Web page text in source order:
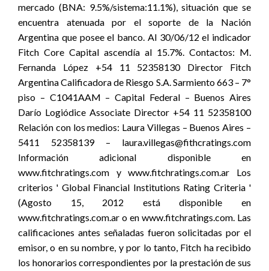
mercado (BNA: 9.5%/sistema:11.1%), situación que se
encuentra atenuada por el soporte de la Nación
Argentina que posee el banco. Al 30/06/12 el indicador
Fitch Core Capital ascendía al 15.7%. Contactos: M.
Fernanda López +54 11 52358130 Director Fitch
Argentina Calificadora de Riesgo S.A. Sarmiento 663 – 7°
piso – C1041AAM – Capital Federal – Buenos Aires
Darío Logiódice Associate Director +54 11 52358100
Relación con los medios: Laura Villegas – Buenos Aires –
5411 52358139 – laura.villegas@fithcratings.com
Información adicional disponible en
www.fitchratings.com y www.fitchratings.com.ar Los
criterios ' Global Financial Institutions Rating Criteria '
(Agosto 15, 2012 está disponible en
www.fitchratings.com.ar o en www.fitchratings.com. Las
calificaciones antes señaladas fueron solicitadas por el
emisor, o en su nombre, y por lo tanto, Fitch ha recibido
los honorarios correspondientes por la prestación de sus